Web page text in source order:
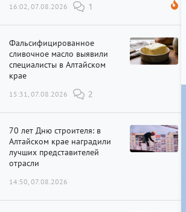
16:02, 07.08.2026 1
Фальсифицированное
сливочное масло выявили
специалисты в Алтайском
крае
15:31, 07.08.2026 2
70 лет Дню строителя: в
Алтайском крае наградили
лучших представителей
отрасли
14:50, 07.08.2026